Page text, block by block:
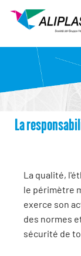
La
La qualité,
le périmètre
exerce son
des normes
sécurité de